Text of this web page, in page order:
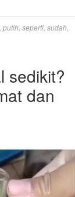
putih seperti sudah
sedikit?
dan